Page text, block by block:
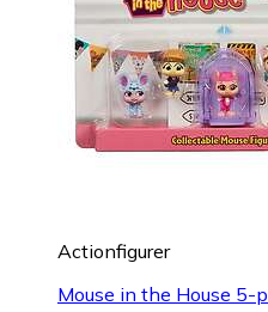
Actionfigurer
Mouse in the House 5-